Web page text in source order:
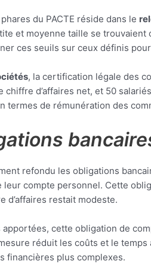
du PACTE réside dans le
et moyenne taille se
ces seuils sur ceux définis
, la certification légale des
chiffre d’affaires net, et 50
termes de rémunération des
refondu les obligations
leur compte personnel. Cette
d’affaires restait modeste.
cette obligation de
réduit les coûts et le
financières plus complexes.